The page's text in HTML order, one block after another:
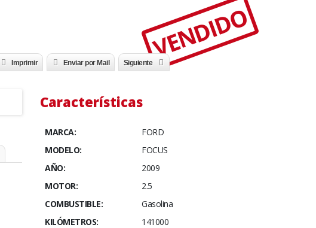
VENDIDO
Imprimir Enviar por Mail Siguiente
Características
MARCA:
FORD
MODELO:
FOCUS
AÑO:
2009
MOTOR:
2.5
COMBUSTIBLE:
Gasolina
KILÓMETROS:
141000